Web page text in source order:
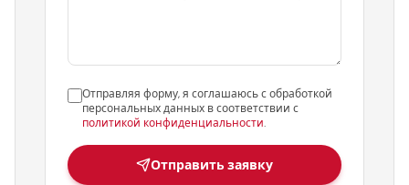
Отправляя форму, я соглашаюсь с обработкой
персональных данных в соответствии с
политикой конфиденциальности.
Отправить заявку